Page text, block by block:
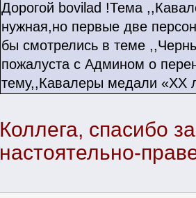
Дорогой bovilad !Тема
нужная,но первые две
бы смотрелись в теме
пожалуста с Админом о
тему,,Кавалеры медали «ХХ
Коллега, спасибо
настоятельно-